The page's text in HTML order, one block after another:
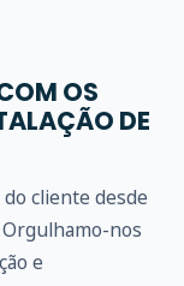
OS
DE
do cliente desde
nos
e